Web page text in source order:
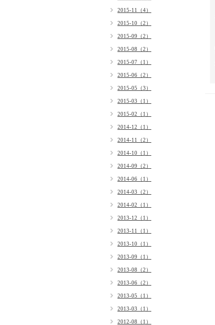
2015-11（4）
2015-10（2）
2015-09（2）
2015-08（2）
2015-07（1）
2015-06（2）
2015-05（3）
2015-03（1）
2015-02（1）
2014-12（1）
2014-11（2）
2014-10（1）
2014-09（2）
2014-06（1）
2014-03（2）
2014-02（1）
2013-12（1）
2013-11（1）
2013-10（1）
2013-09（1）
2013-08（2）
2013-06（2）
2013-05（1）
2013-03（1）
2012-08（1）